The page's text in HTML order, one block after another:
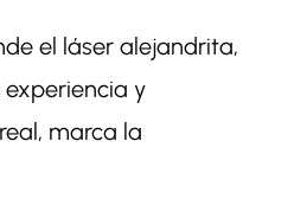
el láser alejandrita,
y
marca la